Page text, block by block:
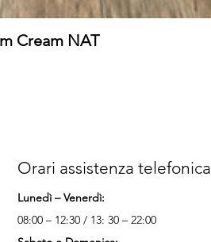
Cream NAT
Orari assistenza telefonica
Lunedì – Venerdì:
08:00 – 12:30 / 13: 30 – 22:00